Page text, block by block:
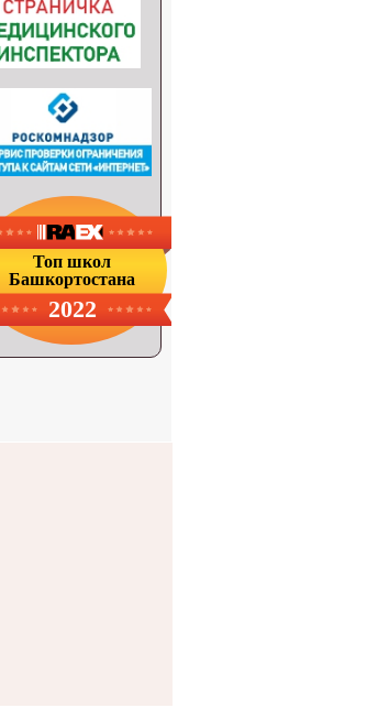
Топ школ
Башкортостана
2022